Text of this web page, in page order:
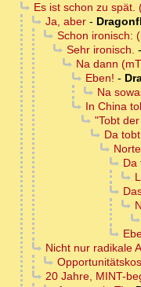
Es ist schon zu spät.
Ja, aber-
Schon ironisch:
Sehr ironisch. -
Na dann
Eben! -
Na
In China
"Tobt
Da
Da
Nicht nur radikale
20 Jahre, MINT-